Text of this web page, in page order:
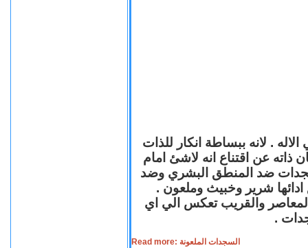
. لانه ببساطة انكار للذات
ذاته عن اقتناع انه لاشئ امام
ضد المنطق البشري وضد
ادائها شرير وخبيث وملعون .
المعاصر والقريب تعكس الي اي
.
Read more: السجدات الملعونة